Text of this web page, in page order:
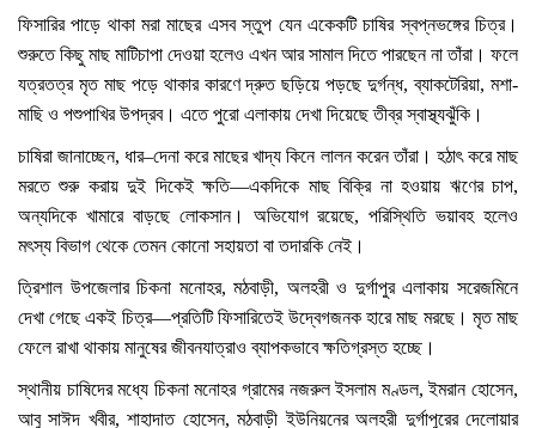
ফিসারির পাড়ে থাকা মরা মাছের এসব স্তুপ যেন একেকটি চাষির স্বপ্নভঙ্গের চিত্র।
শুরুতে কিছু মাছ মাটিচাপা দেওয়া হলেও এখন আর সামাল দিতে পারছেন না তাঁরা। ফলে
যত্রতত্র মৃত মাছ পড়ে থাকার কারণে দ্রুত ছড়িয়ে পড়ছে দুর্গন্ধ, ব্যাকটেরিয়া, মশা-
মাছি ও পশুপাখির উপদ্রব। এতে পুরো এলাকায় দেখা দিয়েছে তীব্র স্বাস্থ্যঝুঁকি।
চাষিরা জানাচ্ছেন, ধার–দেনা করে মাছের খাদ্য কিনে লালন করেন তাঁরা। হঠাৎ করে মাছ
মরতে শুরু করায় দুই দিকেই ক্ষতি—একদিকে মাছ বিক্রি না হওয়ায় ঋণের চাপ,
অন্যদিকে খামারে বাড়ছে লোকসান। অভিযোগ রয়েছে, পরিস্থিতি ভয়াবহ হলেও
মৎস্য বিভাগ থেকে তেমন কোনো সহায়তা বা তদারকি নেই।
ত্রিশাল উপজেলার চিকনা মনোহর, মঠবাড়ী, অলহরী ও দুর্গাপুর এলাকায় সরেজমিনে
দেখা গেছে একই চিত্র—প্রতিটি ফিসারিতেই উদ্বেগজনক হারে মাছ মরছে। মৃত মাছ
ফেলে রাখা থাকায় মানুষের জীবনযাত্রাও ব্যাপকভাবে ক্ষতিগ্রস্ত হচ্ছে।
স্থানীয় চাষিদের মধ্যে চিকনা মনোহর গ্রামের নজরুল ইসলাম মণ্ডল, ইমরান হোসেন,
আবু সাঈদ খবীর, শাহাদাত হোসেন, মঠবাড়ী ইউনিয়নের অলহরী দুর্গাপুরের দেলোয়ার